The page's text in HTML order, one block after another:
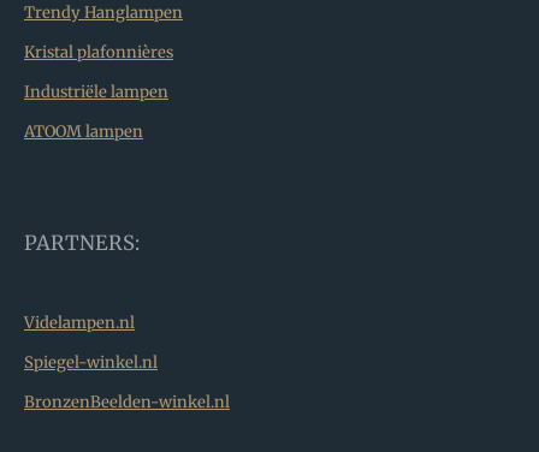
Trendy Hanglampen
Kristal plafonnières
Industriële lampen
ATOOM lampen
PARTNERS:
Videlampen.nl
Spiegel-winkel.nl
BronzenBeelden-winkel.nl